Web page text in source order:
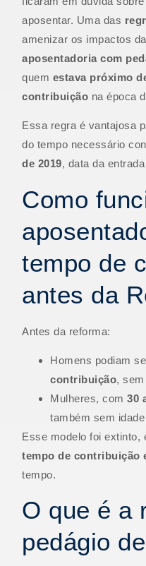
aposentar. Uma das
amenizar os impactos
aposentadoria com
quem estava próximo
contribuição na época
Essa regra é vantajosa
do tempo necessário
de 2019, data da
Como
tempo de
antes da
Antes da reforma:
Homens podiam
contribuição,
Mulheres, com30
também sem
Esse modelo foi extinto,
tempo de contribuição
tempo.
O que é a
pedágio